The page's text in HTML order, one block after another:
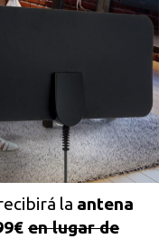
la antena
en lugar de